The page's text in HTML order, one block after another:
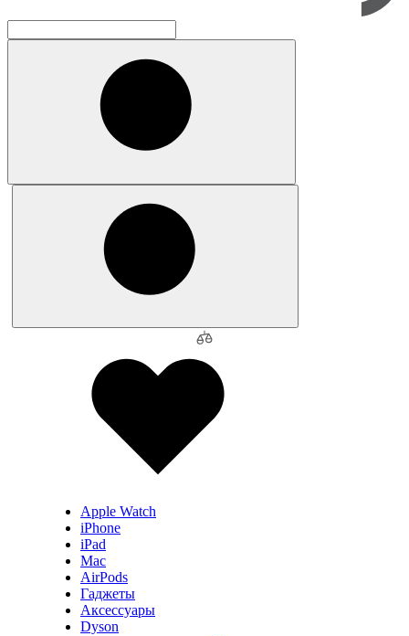
Apple Watch
iPhone
iPad
Mac
AirPods
Гаджеты
Аксессуары
Dyson